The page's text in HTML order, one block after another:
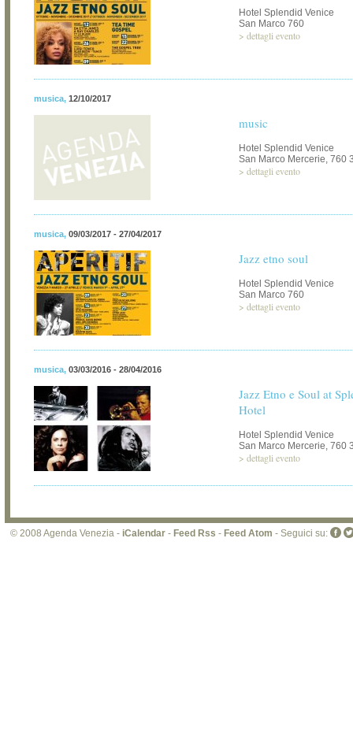
Hotel Splendid Venice
San Marco 760
> dettagli evento
musica, 12/10/2017
music
Hotel Splendid Venice
San Marco Mercerie, 760
> dettagli evento
musica, 09/03/2017 - 27/04/2017
Jazz etno soul
Hotel Splendid Venice
San Marco 760
> dettagli evento
musica, 03/03/2016 - 28/04/2016
Jazz Etno e Soul at
Hotel
Hotel Splendid Venice
San Marco Mercerie, 760
> dettagli evento
© 2008 Agenda Venezia - iCalendar - Feed Rss - Feed Atom - Seguici su: